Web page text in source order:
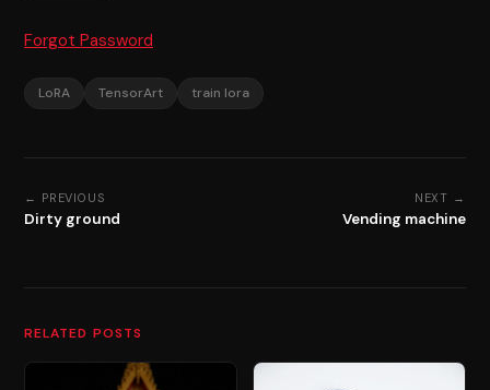
Forgot Password
LoRA TensorArt train lora
← PREVIOUS
Dirty ground
NEXT →
Vending machine
RELATED POSTS